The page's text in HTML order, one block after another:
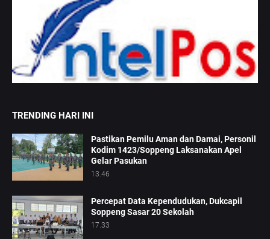
TRENDING HARI INI
Pastikan Pemilu Aman dan Damai, Personil
Kodim 1423/Soppeng Laksanakan Apel
Gelar Pasukan
13.46
Percepat Data Kependudukan, Dukcapil
Soppeng Sasar 20 Sekolah
17.33